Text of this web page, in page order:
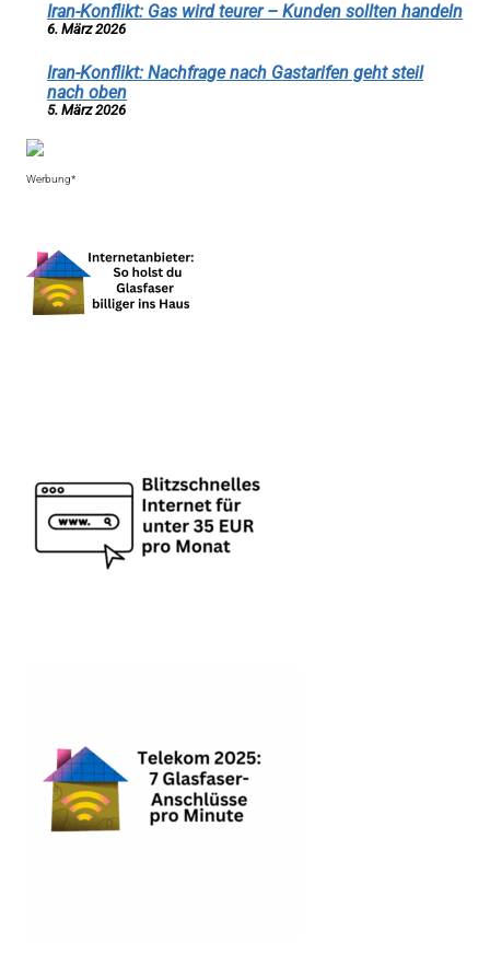
Iran-Konflikt: Gas wird teurer – Kunden sollten handeln
6. März 2026
Iran-Konflikt: Nachfrage nach Gastarifen geht steil
nach oben
5. März 2026
Werbung*